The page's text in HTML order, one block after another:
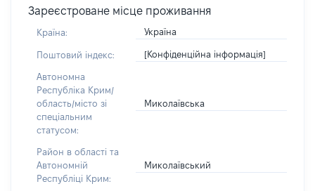
Зареєстроване місце проживання
Країна: Україна
Поштовий індекс: [Конфіденційна інформація]
Автономна
Республіка Крим/
область/місто зі
спеціальним
статусом:
Миколаївська
Район в області та
Автономній
Республіці Крим:
Миколаївський